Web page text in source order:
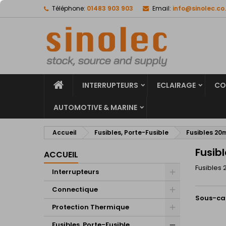
Téléphone: 01483 903 903 Email:
INTERRUPTEURS ECLAIRAGE
AUTOMOTIVE & MARINE
Accueil Fusibles, Porte-Fusible Fusibles
ACCUEIL
Interrupteurs
Connectique
Protection Thermique
Fusibles
Sous-